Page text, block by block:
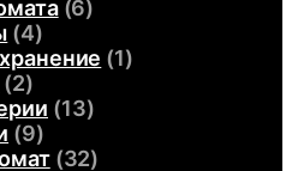
(6)
(4)
(1)
(2)
(13)
(9)
(32)